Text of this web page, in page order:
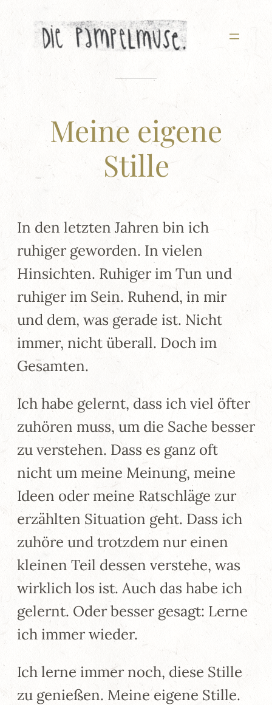
Zum
Inhalt
Meine eigene
Stille
In den letzten Jahren bin ich
ruhiger geworden. In vielen
Hinsichten. Ruhiger im Tun und
ruhiger im Sein. Ruhend, in mir
und dem, was gerade ist. Nicht
immer, nicht überall. Doch im
Gesamten.
Ich habe gelernt, dass ich viel öfter
zuhören muss, um die Sache besser
zu verstehen. Dass es ganz oft
nicht um meine Meinung, meine
Ideen oder meine Ratschläge zur
erzählten Situation geht. Dass ich
zuhöre und trotzdem nur einen
kleinen Teil dessen verstehe, was
wirklich los ist. Auch das habe ich
gelernt. Oder besser gesagt: Lerne
ich immer wieder.
Ich lerne immer noch, diese Stille
zu genießen. Meine eigene Stille.